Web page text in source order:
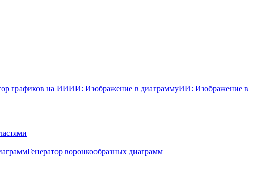
графиков на ИИИИ: Изображение в диаграммуИИ: Изображение в
Генератор воронкообразных диаграмм